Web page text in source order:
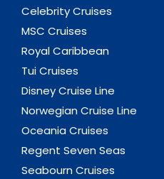
Celebrity Cruises
MSC Cruises
Royal Caribbean
Tui Cruises
Disney Cruise Line
Norwegian Cruise Line
Oceania Cruises
Regent Seven Seas
Seabourn Cruises